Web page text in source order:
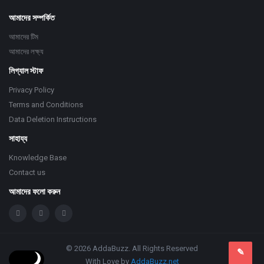
আমাদের সম্পর্কিত
আমাদের টিম
আমাদের লক্ষ্য
লিগ্যাল স্টাফ
Privacy Policy
Terms and Conditions
Data Deletion Instructions
সাহায্য
Knowledge Base
Contact us
আমাদের ফলো করুন
© 2026 AddaBuzz. All Rights Reserved
With Love by AddaBuzz.net